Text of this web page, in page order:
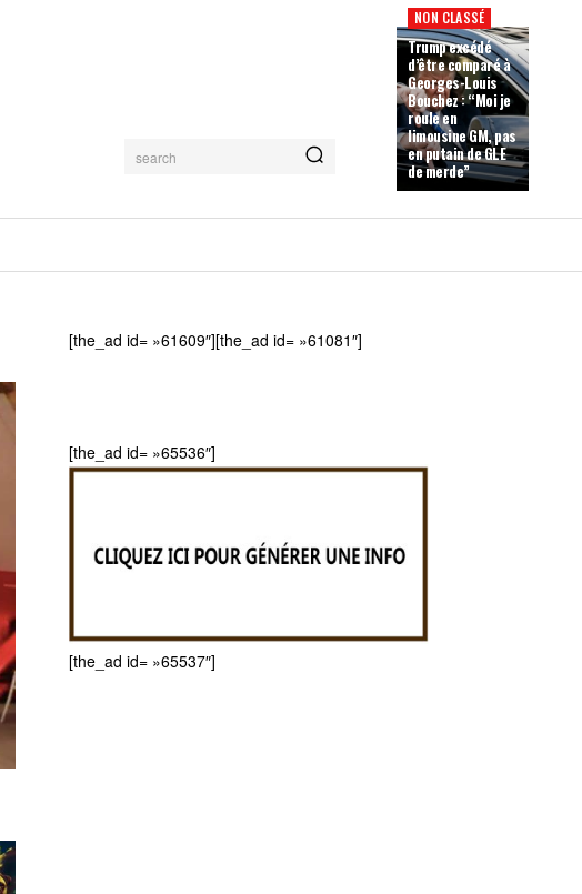
search
NON CLASSÉ
Trump excédé
d’être comparé à
Georges-Louis
Bouchez : “Moi je
roule en
limousine GM, pas
en putain de GLE
de merde”
[the_ad id= »61609″][the_ad id= »61081″]
[the_ad id= »65536″]
[the_ad id= »65537″]